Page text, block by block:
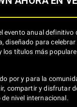
evento anual definitivo
diseñado para celebrar
los títulos más
por y para la
compartir y disfrutar
de nivel internacional.